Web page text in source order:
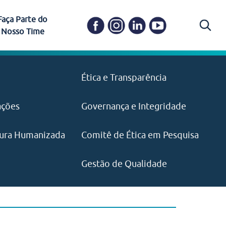
Ética e Transparência
Governança e Integridade
Humanizada Comitê de Ética em Pesquisa
Gestão de Qualidade
Carapicuíba
pelo CEJAM e(11) 97646‑2537
Parte do
Nosso Time
visão e valores?